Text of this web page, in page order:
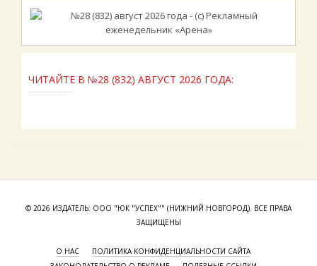
ЧИТАЙТЕ В №28 (832) АВГУСТ 2026 ГОДА:
© 2026 ИЗДАТЕЛЬ: ООО "ЮК "УСПЕХ"" (НИЖНИЙ НОВГОРОД). ВСЕ ПРАВА
ЗАЩИЩЕНЫ
О НАС
ПОЛИТИКА КОНФИДЕНЦИАЛЬНОСТИ САЙТА